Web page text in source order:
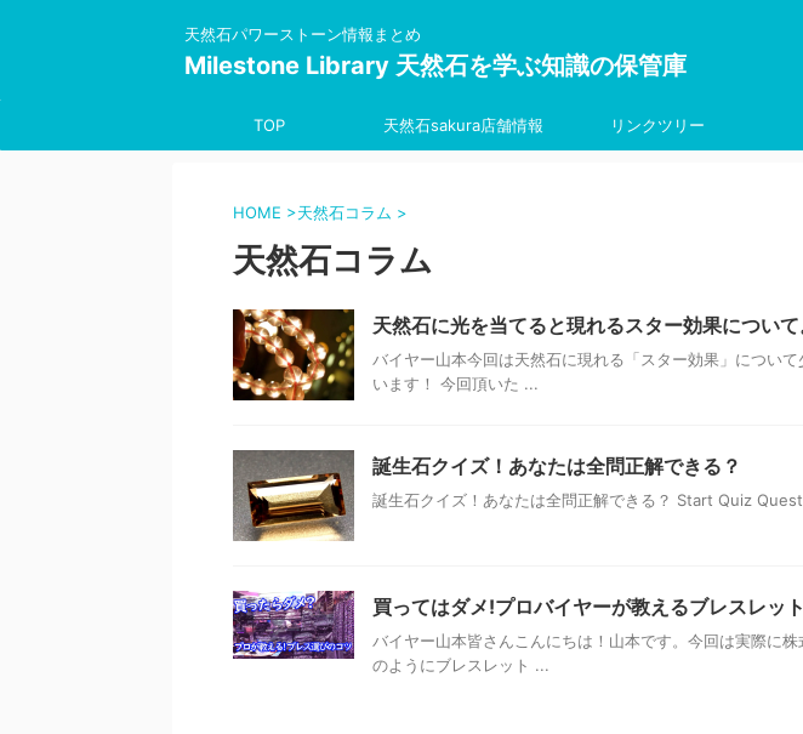
天然石パワーストーン情報まとめ
Milestone Library 天然石を学ぶ知識の保管庫
TOP 天然石sakura店舗情報 リンクツリー
HOME >天然石コラム >
天然石コラム
天然石に光を当てると現れるスター効果について
バイヤー山本今回は天然石に現れる「スター効果」につい
います！ 今回頂いた ...
誕生石クイズ！あなたは全問正解できる？
誕生石クイズ！あなたは全問正解できる？ Start Quiz
買ってはダメ!プロバイヤーが教えるブレスレッ
バイヤー山本皆さんこんにちは！山本です。今回は実際に
のようにブレスレット ...